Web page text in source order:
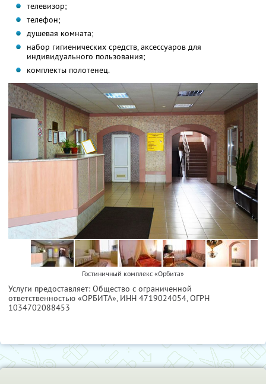
телевизор;
телефон;
душевая комната;
набор гигиенических средств, аксессуаров для
индивидуального пользования;
комплекты полотенец.
Гостиничный комплекс «Орбита»
Услуги предоставляет: Общество с ограниченной
ответственностью «ОРБИТА», ИНН 4719024054, ОГРН
1034702088453